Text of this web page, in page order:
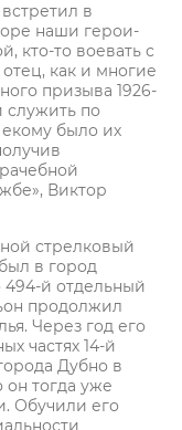
в
наши герои-
кто-то воевать с
как и многие
призыва 1926-
служить по
было их
Виктор
стрелковый
в город
494-й отдельный
продолжил
Через год его
частях 14-й
Дубно в
тогда уже
Обучили его